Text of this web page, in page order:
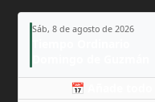
Sáb, 8 de agosto de 2026
📅 Añade todo